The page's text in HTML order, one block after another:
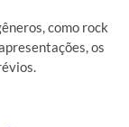
como rock
os